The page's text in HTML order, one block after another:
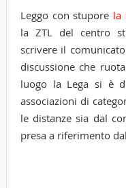
Leggo con stupore la
la ZTL del centro
scrivere il
discussione che
luogo la Lega si è
associazioni di
le distanze sia dal
presa a riferimento